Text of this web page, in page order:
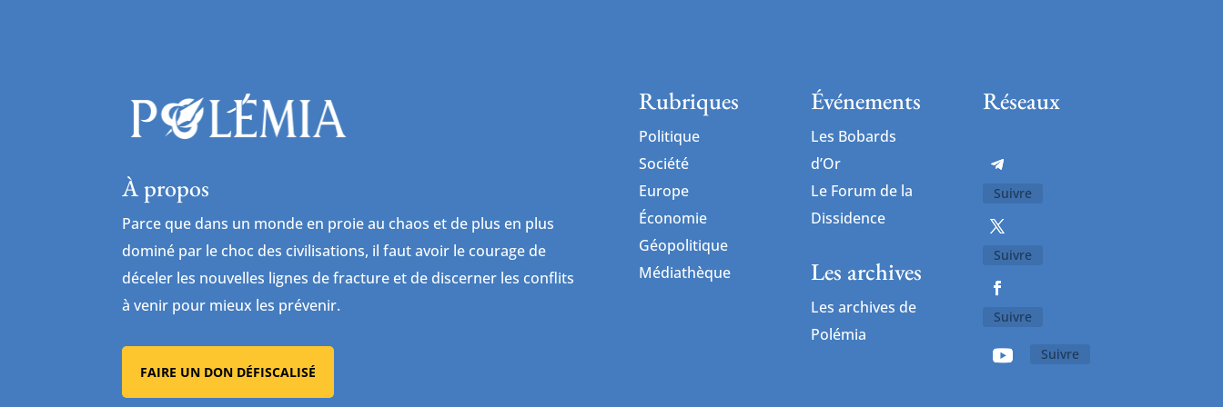
À propos
Parce que dans un monde en proie au chaos et de plus en plus
dominé par le choc des civilisations, il faut avoir le courage de
déceler les nouvelles lignes de fracture et de discerner les conflits
à venir pour mieux les prévenir.
FAIRE UN DON DÉFISCALISÉ
Rubriques
Politique
Société
Europe
Économie
Géopolitique
Médiathèque
Événements
Les Bobards
d’Or
Le Forum de la
Dissidence
Les archives
Les archives de
Polémia
Réseaux
Suivre
Suivre
Suivre
Suivre